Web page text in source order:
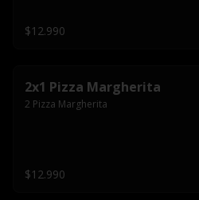
$12.990
2x1 Pizza Margherita
2 Pizza Margherita
$12.990